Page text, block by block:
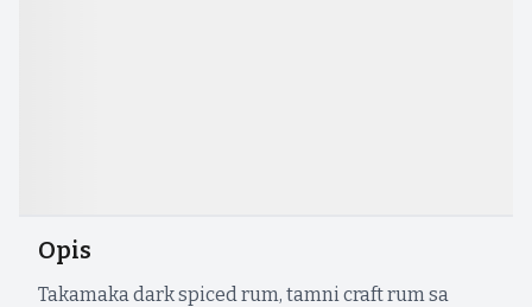
Opis
Takamaka dark spiced rum, tamni craft rum sa